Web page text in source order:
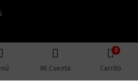
reservados © 2026 Lectores.co |
Mi Cuenta
0
Carrito